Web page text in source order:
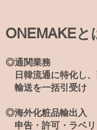
ONEMAKEと
◎通関業務
日韓流通に特化し
輸送を一括引受け
◎海外化粧品輸出入
申告・許可・ラベ